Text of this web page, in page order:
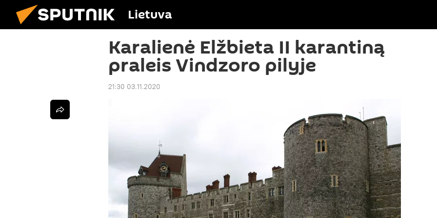
Lietuva
Karalienė Elžbieta II karantiną
praleis Vindzoro pilyje
21:30 03.11.2020